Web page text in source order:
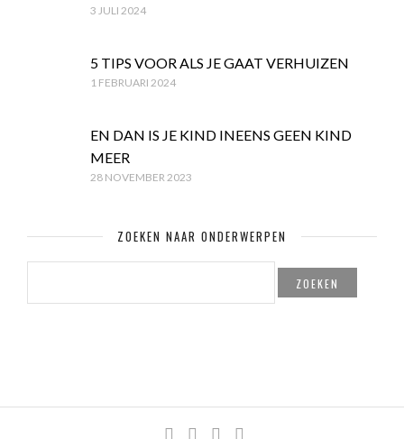
3 JULI 2024
5 TIPS VOOR ALS JE GAAT VERHUIZEN
1 FEBRUARI 2024
EN DAN IS JE KIND INEENS GEEN KIND
MEER
28 NOVEMBER 2023
ZOEKEN NAAR ONDERWERPEN
ZOEKEN